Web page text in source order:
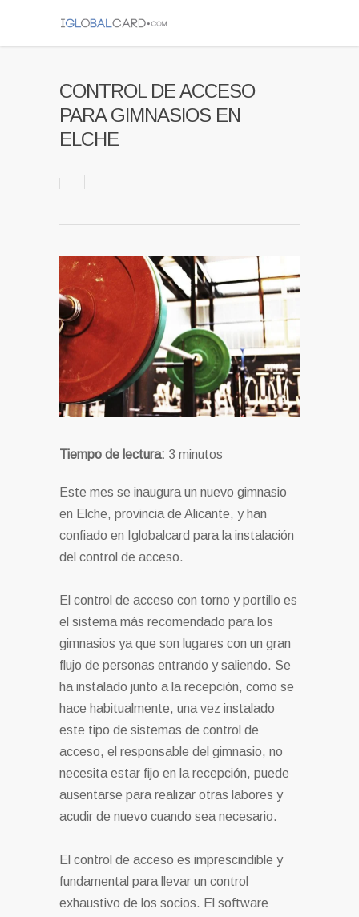
CONTROL DE ACCESO
PARA GIMNASIOS EN
ELCHE
Tiempo de lectura: 3 minutos
Este mes se inaugura un nuevo gimnasio
en Elche, provincia de Alicante, y han
confiado en Iglobalcard para la instalación
del control de acceso.
El control de acceso con torno y portillo es
el sistema más recomendado para los
gimnasios ya que son lugares con un gran
flujo de personas entrando y saliendo. Se
ha instalado junto a la recepción, como se
hace habitualmente, una vez instalado
este tipo de sistemas de control de
acceso, el responsable del gimnasio, no
necesita estar fijo en la recepción, puede
ausentarse para realizar otras labores y
acudir de nuevo cuando sea necesario.
El control de acceso es imprescindible y
fundamental para llevar un control
exhaustivo de los socios. El software